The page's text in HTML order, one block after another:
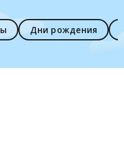
Дни рождения